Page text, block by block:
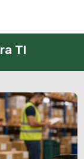
TI